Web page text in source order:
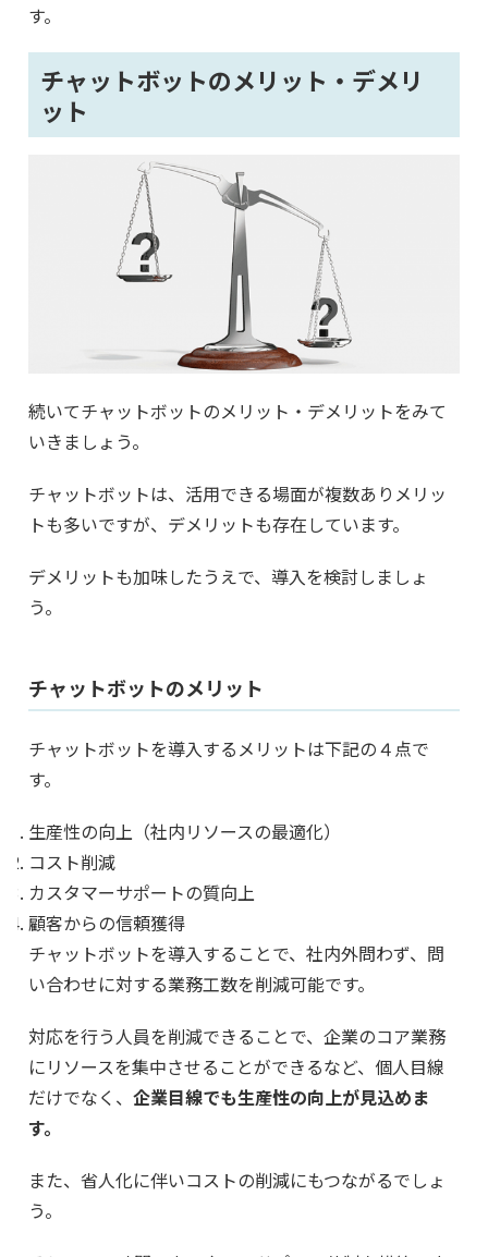
す。
チャットボットのメリット・デメリ
ット
続いてチャットボットのメリット・デメリットをみて
いきましょう。
チャットボットは、活用できる場面が複数ありメリッ
トも多いですが、デメリットも存在しています。
デメリットも加味したうえで、導入を検討しましょ
う。
チャットボットのメリット
チャットボットを導入するメリットは下記の４点で
す。
生産性の向上（社内リソースの最適化）
コスト削減
カスタマーサポートの質向上
顧客からの信頼獲得
チャットボットを導入することで、社内外問わず、問
い合わせに対する業務工数を削減可能です。
対応を行う人員を削減できることで、企業のコア業務
にリソースを集中させることができるなど、個人目線
だけでなく、 企業目線でも生産性の向上が見込めま
す。
また、省人化に伴いコストの削減にもつながるでしょ
う。